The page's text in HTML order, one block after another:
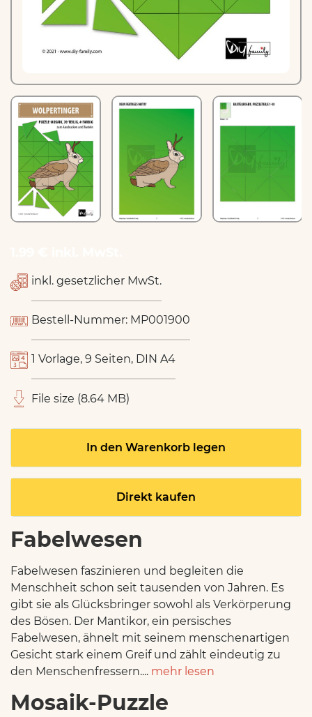
inkl. gesetzlicher MwSt.
Bestell-Nummer: MP001900
1 Vorlage, 9 Seiten, DIN A4
File size (8.64 MB)
In den Warenkorb legen
Direkt kaufen
Fabelwesen
Fabelwesen faszinieren und begleiten die
Menschheit schon seit tausenden von Jahren. Es
gibt sie als Glücksbringer sowohl als Verkörperung
des Bösen. Der Mantikor, ein persisches
Fabelwesen, ähnelt mit seinem menschenartigen
Gesicht stark einem Greif und zählt eindeutig zu
den Menschenfressern.... mehr lesen
Mosaik-Puzzle